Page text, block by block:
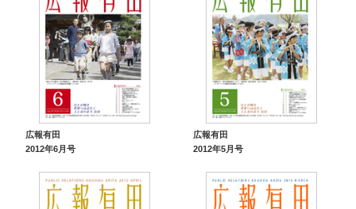
広報有田
2012年6月号
広報有田
2012年5月号